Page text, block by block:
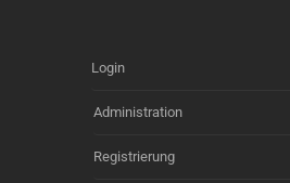
Login
Administration
Registrierung